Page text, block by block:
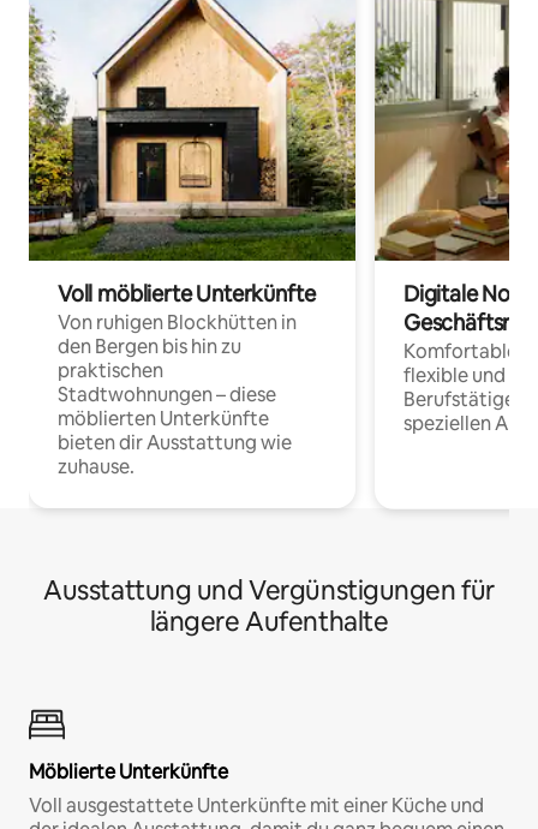
Voll möblierte Unterkünfte
Von ruhigen Blockhütten in
den Bergen bis hin zu
praktischen
Stadtwohnungen – diese
möblierten Unterkünfte
bieten dir Ausstattung wie
zuhause.
Digitale
Komfortable
flexible und
Berufstätige
speziellen
Ausstattung und Vergünstigungen für
längere Aufenthalte
Möblierte Unterkünfte
Voll ausgestattete Unterkünfte mit einer Küche und